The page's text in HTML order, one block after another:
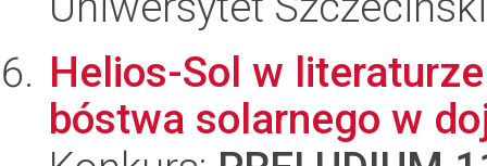
Helios-Sol w
bóstwa solarnego w